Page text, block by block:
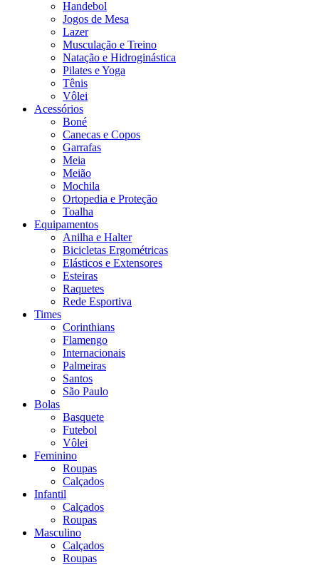
Handebol
Jogos de Mesa
Lazer
Musculação e Treino
Natação e Hidroginástica
Pilates e Yoga
Tênis
Vôlei
Acessórios
Boné
Canecas e Copos
Garrafas
Meia
Meião
Mochila
Ortopedia e Proteção
Toalha
Equipamentos
Anilha e Halter
Bicicletas Ergométricas
Elásticos e Extensores
Esteiras
Raquetes
Rede Esportiva
Times
Corinthians
Flamengo
Internacionais
Palmeiras
Santos
São Paulo
Bolas
Basquete
Futebol
Vôlei
Feminino
Roupas
Calçados
Infantil
Calçados
Roupas
Masculino
Calçados
Roupas